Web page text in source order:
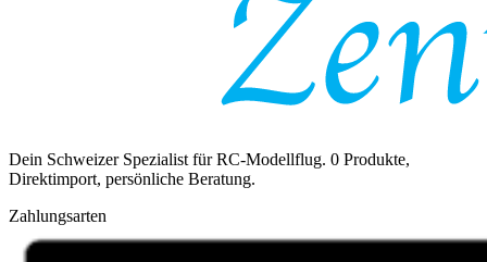
Dein Schweizer Spezialist für RC-Modellflug. 0 Produkte,
Direktimport, persönliche Beratung.
Zahlungsarten